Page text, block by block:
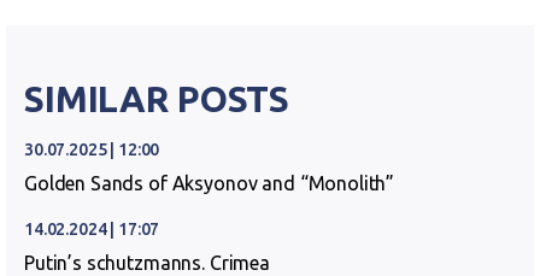
SIMILAR POSTS
30.07.2025 | 12:00
Golden Sands of Aksyonov and “Monolith”
14.02.2024 | 17:07
Putin’s schutzmanns. Crimea